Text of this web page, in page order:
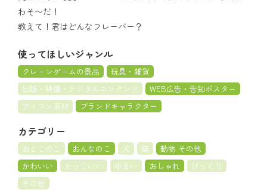
わそ〜だ！
教えて！君はどんなフレーバー？
使ってほしいジャンル
クレーンゲームの景品
玩具・雑貨
出版・映像・デジタルコンテンツ
WEB広告・告知ポスター
アイコン素材
ブランドキャラクター
カテゴリー
おとこのこ おんなのこ 犬 猫
動物 その他
かわいい
かっこいい ゆるい おしゃれ
びっくり
その他